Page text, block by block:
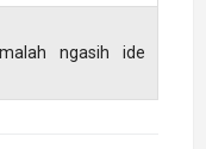
ngasih ide